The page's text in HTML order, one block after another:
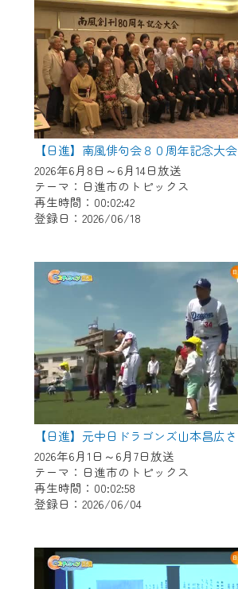
【日進】南風俳句会８０周年記念大会
2026年6月8日～6月14日放送
テーマ：日進市のトピックス
再生時間：00:02:42
登録日：2026/06/18
2026年6月1日～6月7日放送
テーマ：日進市のトピックス
再生時間：00:02:58
登録日：2026/06/04